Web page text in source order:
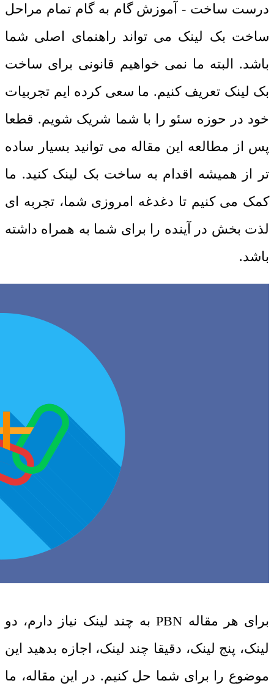
درست ساخت - آموزش گام به گام تمام مراحل
ساخت بک لینک می تواند راهنمای اصلی شما
باشد. البته ما نمی خواهیم قانونی برای ساخت
بک لینک تعریف کنیم. ما سعی کرده ایم تجربیات
خود در حوزه سئو را با شما شریک شویم. قطعا
پس از مطالعه این مقاله می توانید بسیار ساده
تر از همیشه اقدام به ساخت بک لینک کنید. ما
کمک می کنیم تا دغدغه امروزی شما، تجربه ای
لذت بخش در آینده را برای شما به همراه داشته
باشد.
برای هر مقاله PBN به چند لینک نیاز دارم، دو
لینک، پنج لینک، دقیقا چند لینک، اجازه بدهید این
موضوع را برای شما حل کنیم. در این مقاله، ما